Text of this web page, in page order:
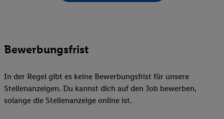
Bewerbungsfrist
In der Regel gibt es keine Bewerbungsfrist für unsere
Stellenanzeigen. Du kannst dich auf den Job bewerben,
solange die Stellenanzeige online ist.